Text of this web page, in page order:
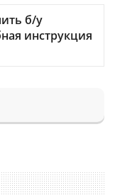
б/у
инструкция